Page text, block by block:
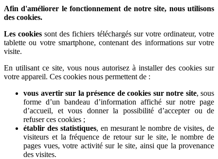
Afin d'améliorer le fonctionnement de notre site, nous utilisons
des cookies.
Les cookies sont des fichiers téléchargés sur votre ordinateur, votre
tablette ou votre smartphone, contenant des informations sur votre
visite.
En utilisant ce site, vous nous autorisez à installer des cookies sur
votre appareil. Ces cookies nous permettent de :
vous avertir sur la présence de cookies sur notre site, sous
forme d’un bandeau d’information affiché sur notre page
d’accueil, et vous donner la possibilité d’accepter ou de
refuser ces cookies ;
établir des statistiques, en mesurant le nombre de visites, de
visiteurs et la fréquence de retour sur le site, le nombre de
pages vues, votre activité sur le site, ainsi que la provenance
des visites.